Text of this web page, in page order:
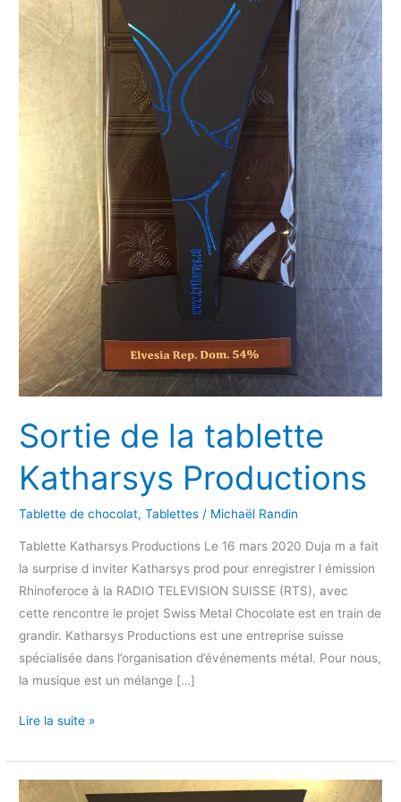
Sortie de la tablette
Katharsys Productions
Tablette de chocolat,Tablettes / Michaël Randin
Tablette Katharsys Productions Le 16 mars 2020 Duja m a fait
la surprise d inviter Katharsys prod pour enregistrer l émission
Rhinoferoce à la RADIO TELEVISION SUISSE (RTS), avec
cette rencontre le projet Swiss Metal Chocolate est en train de
grandir. Katharsys Productions est une entreprise suisse
spécialisée dans l’organisation d’événements métal. Pour nous,
la musique est un mélange […]
Sortie
la
tablette
Lire la suite »